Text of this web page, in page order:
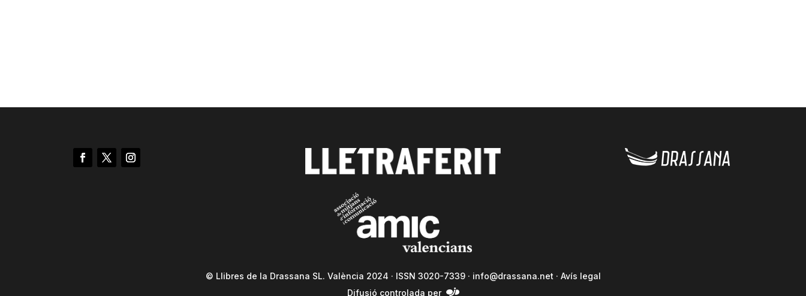
© Llibres de la Drassana SL. València 2024 · ISSN 3020-7339 · info@drassana.net · Avís legal
Difusió controlada per